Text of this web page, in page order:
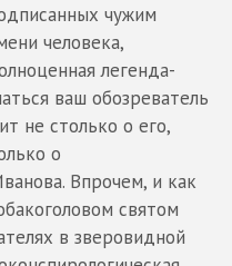
чужим
человека,
легенда-
ваш обозреватель
не столько о его,
о
Впрочем, и как
святом
в зверовидной